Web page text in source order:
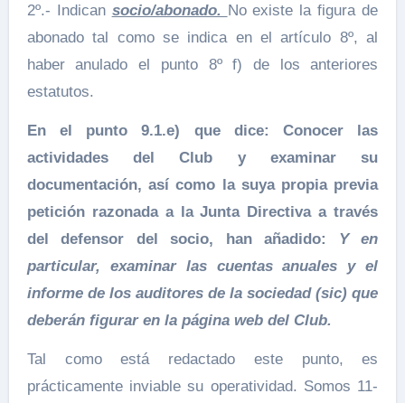
2º.- Indican socio/abonado. No existe la figura de
abonado tal como se indica en el artículo 8º, al
haber anulado el punto 8º f) de los anteriores
estatutos.
En el punto 9.1.e) que dice: Conocer las
actividades del Club y examinar su
documentación, así como la suya propia previa
petición razonada a la Junta Directiva a través
del defensor del socio, han añadido: Y en
particular, examinar las cuentas anuales y el
informe de los auditores de la sociedad (sic) que
deberán figurar en la página web del Club.
Tal como está redactado este punto, es
prácticamente inviable su operatividad. Somos 11-